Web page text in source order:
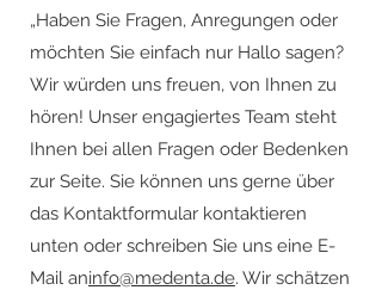
„Haben Sie Fragen, Anregungen oder
möchten Sie einfach nur Hallo sagen?
Wir würden uns freuen, von Ihnen zu
hören! Unser engagiertes Team steht
Ihnen bei allen Fragen oder Bedenken
zur Seite. Sie können uns gerne über
das Kontaktformular kontaktieren
unten oder schreiben Sie uns eine E-
Mail aninfo@medenta.de. Wir schätzen